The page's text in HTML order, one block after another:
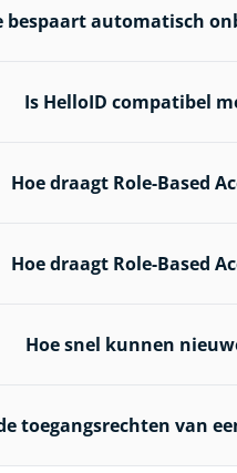
bespaart automatisch
Is HelloID compatibel
Hoe draagt Role-Based
Hoe draagt Role-Based
Hoe snel kunnen
toegangsrechten van